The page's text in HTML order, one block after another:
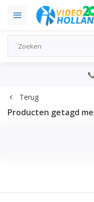
Terug
Producten getagd